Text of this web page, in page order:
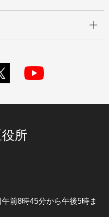
所
前8時45分から午後5時ま